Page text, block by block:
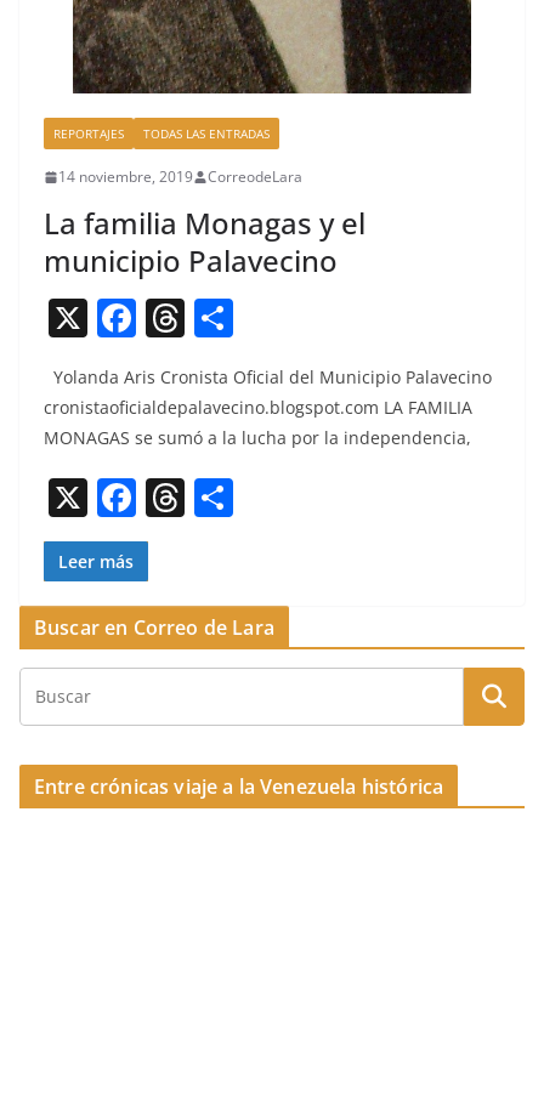
REPORTAJES TODAS LAS ENTRADAS
14 noviembre, 2019 CorreodeLara
La familia Monagas y el
municipio Palavecino
X F
a
c
e
b
o
o
k
T
h
re
a
d
s
o
m
p
Yolan­da Aris Cro­nista Ofi­cial del Munici­pio Palave­ci­no
cronistaoficialdepalavecino.blogspot.com LA FAMILIA
MONAGAS se sumó a la lucha por la independencia,
X F
a
c
e
b
o
k
T
a
d
p
ar
Leer más
Buscar en Correo de Lara
Entre crónicas viaje a la Venezuela histórica